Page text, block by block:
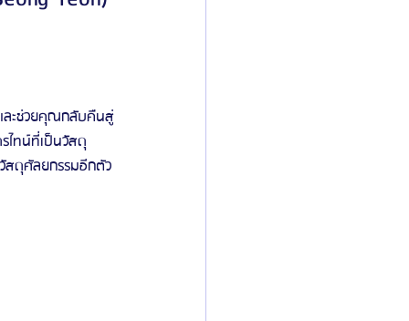
ไทน์ที่เป็นวัสดุ
สดุศัลยกรรมอีกตัว